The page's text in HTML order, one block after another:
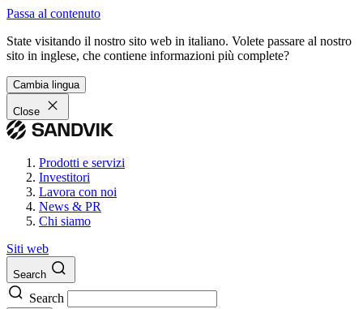
Passa al contenuto
State visitando il nostro sito web in italiano. Volete passare al nostro
sito in inglese, che contiene informazioni più complete?
Cambia lingua
Close
Prodotti e servizi
Investitori
Lavora con noi
News & PR
Chi siamo
Siti web
Search
Search